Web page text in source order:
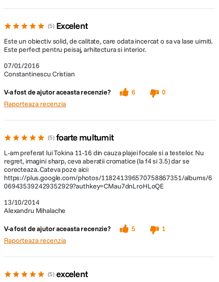
5 Excelent
07/01/2016
Constantinescu Cristian
Este un obiectiv solid, de calitate, care odata incercat o sa va lase uimiti.
Este perfect pentru peisaj, arhitectura si interior.
V-a fost de ajutor aceasta recenzie? 6
0
Raporteaza recenzia
5 foarte multumit
13/10/2014
Alexandru Mihalache
L-am preferat lui Tokina 11-16 din cauza plajei focale si a testelor. Nu
regret, imagini sharp, ceva aberatii cromatice (la f4 si 3.5) dar se
corecteaza. Cateva poze aici:
https://plus.google.com/photos/118241396570758867351/albums/6
069435392429352929?authkey=CMau7dnLroHLoQE
V-a fost de ajutor aceasta recenzie? 5
1
Raporteaza recenzia
5 excelent